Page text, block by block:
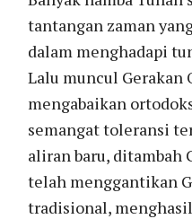
tantangan zaman
dalam menghadapi
Lalu muncul Gerakan
mengabaikan
semangat toleransi
aliran baru, ditambah
telah menggantikan
tradisional,